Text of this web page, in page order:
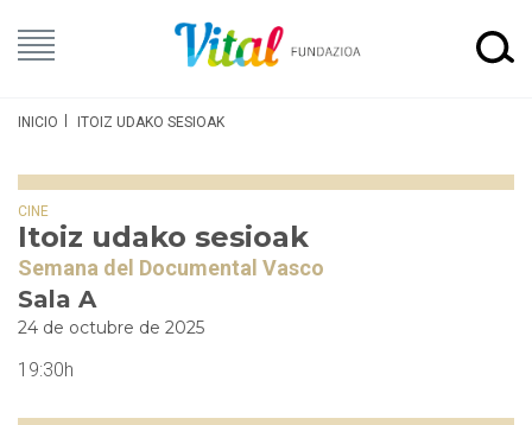
INICIO ITOIZ UDAKO SESIOAK
CINE
Itoiz udako sesioak
Semana del Documental Vasco
Sala A
24 de octubre de 2025
19:30h